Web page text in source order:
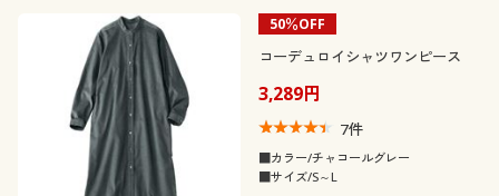
50％OFF
コーデュロイシャツワンピース
3,289円
7件
■カラー/チャコールグレー
■サイズ/S～L